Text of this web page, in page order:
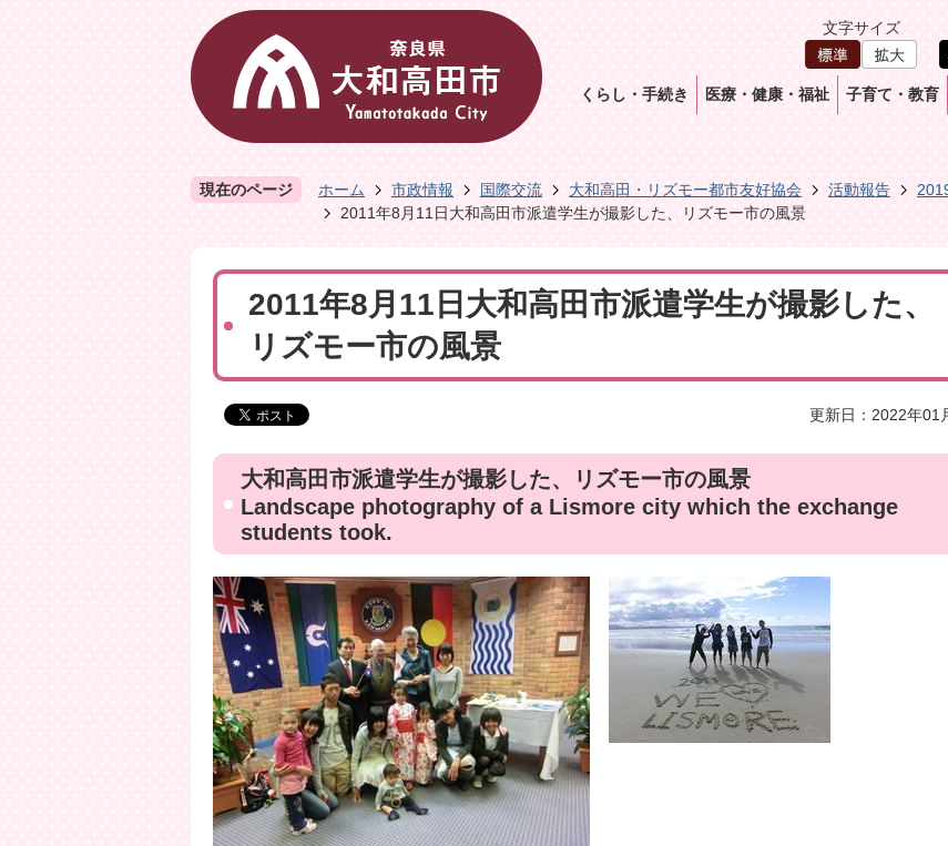
文字サイズ
くらし・手続き 医療・健康・福祉 子育て・教育
現在のページ ホーム 市政情報 国際交流 大和高田・リズモー都市友好協会 活動報告
2011年8月11日大和高田市派遣学生が撮影した、リズモー市の風景
2011年8月11日大和高田市派遣学生が撮影した、
リズモー市の風景
更新日：2022年01
大和高田市派遣学生が撮影した、リズモー市の風景
Landscape photography of a Lismore city which the exchange
students took.